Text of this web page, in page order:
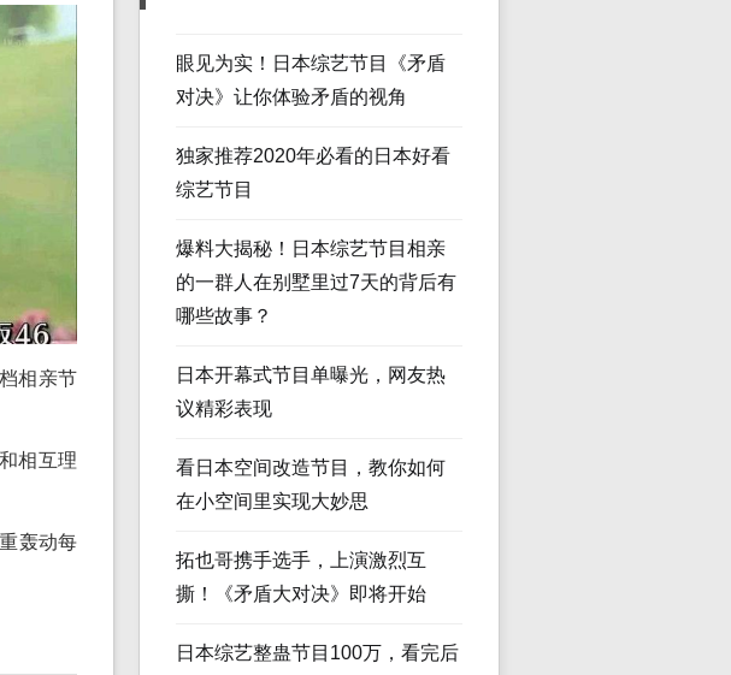
相亲节
相互理
轰动每
眼见为实！日本综艺节目《矛盾
对决》让你体验矛盾的视角
独家推荐2020年必看的日本好看
综艺节目
爆料大揭秘！日本综艺节目相亲
的一群人在别墅里过7天的背后有
哪些故事？
日本开幕式节目单曝光，网友热
议精彩表现
看日本空间改造节目，教你如何
在小空间里实现大妙思
拓也哥携手选手，上演激烈互
撕！《矛盾大对决》即将开始
日本综艺整蛊节目100万，看完后